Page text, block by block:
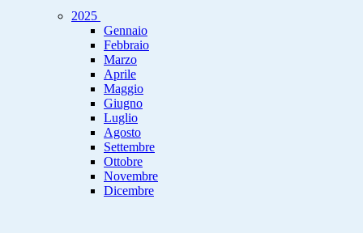
2025
Gennaio
Febbraio
Marzo
Aprile
Maggio
Giugno
Luglio
Agosto
Settembre
Ottobre
Novembre
Dicembre